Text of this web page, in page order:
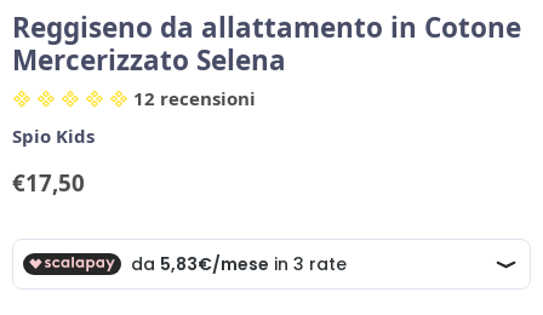
Reggiseno da allattamento in Cotone
Mercerizzato Selena
12 recensioni
Spio Kids
Prezzo corrente
€17,50